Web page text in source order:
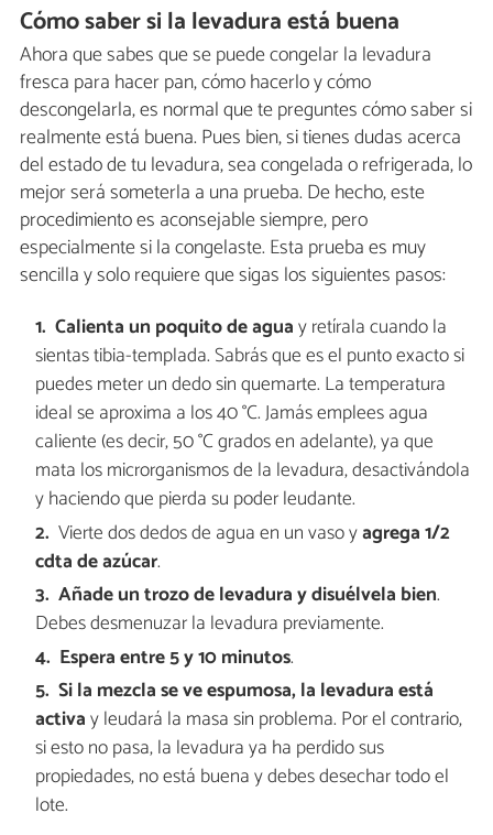
Cómo saber si la levadura está buena
Ahora que sabes que se puede congelar la levadura
fresca para hacer pan, cómo hacerlo y cómo
descongelarla, es normal que te preguntes cómo saber si
realmente está buena. Pues bien, si tienes dudas acerca
del estado de tu levadura, sea congelada o refrigerada, lo
mejor será someterla a una prueba. De hecho, este
procedimiento es aconsejable siempre, pero
especialmente si la congelaste. Esta prueba es muy
sencilla y solo requiere que sigas los siguientes pasos:
Calienta un poquito de aguay retírala cuando la
sientas tibia-templada. Sabrás que es el punto exacto si
puedes meter un dedo sin quemarte. La temperatura
ideal se aproxima a los 40 °C. Jamás emplees agua
caliente (es decir, 50 °C grados en adelante), ya que
mata los microrganismos de la levadura, desactivándola
y haciendo que pierda su poder leudante.
Vierte dos dedos de agua en un vaso yagrega 1/2
cdta de azúcar.
Añade un trozo de levadura y disuélvela bien.
Debes desmenuzar la levadura previamente.
Espera entre 5 y 10 minutos.
Si la mezcla se ve espumosa, la levadura está
activay leudará la masa sin problema. Por el contrario,
si esto no pasa, la levadura ya ha perdido sus
propiedades, no está buena y debes desechar todo el
lote.